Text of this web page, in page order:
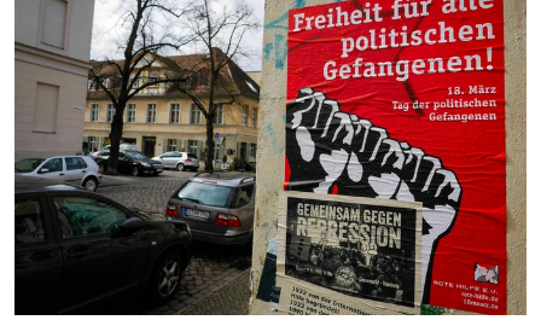
genossenschaft
epaper login